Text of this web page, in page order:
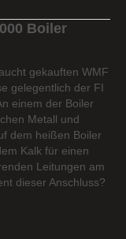
Boiler
gekauften WMF
gelegentlich der FI
einem der Boiler
Metall und
dem heißen Boiler
Kalk für einen
Leitungen am
dieser Anschluss?